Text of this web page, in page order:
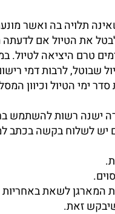
תלויה בה ואשר
את הטיול אם
את ביצוע הטיול, ובלבד שהודעה על כך תימסר
שבוטל, לרבות דמי
ישנה רשות להשתמש
יש לשלוח בקשה